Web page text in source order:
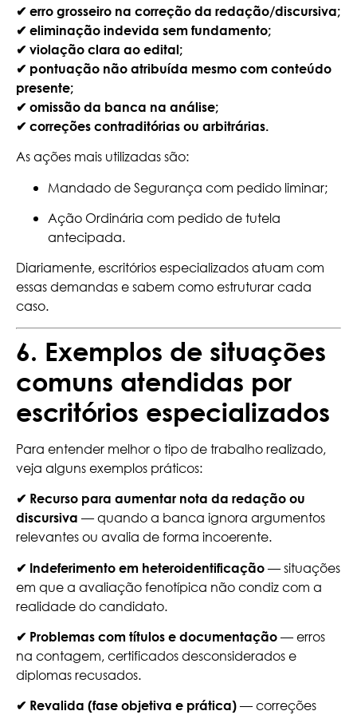
✔ erro grosseiro na correção da redação/discursiva;
✔ eliminação indevida sem fundamento;
✔ violação clara ao edital;
✔ pontuação não atribuída mesmo com conteúdo
presente;
✔ omissão da banca na análise;
✔ correções contraditórias ou arbitrárias.
As ações mais utilizadas são:
Mandado de Segurança com pedido liminar;
Ação Ordinária com pedido de tutela
antecipada.
Diariamente, escritórios especializados atuam com
essas demandas e sabem como estruturar cada
caso.
6. Exemplos de situações
comuns atendidas por
escritórios especializados
Para entender melhor o tipo de trabalho realizado,
veja alguns exemplos práticos:
✔ Recurso para aumentar nota da redação ou
discursiva — quando a banca ignora argumentos
relevantes ou avalia de forma incoerente.
✔ Indeferimento em heteroidentificação— situações
em que a avaliação fenotípica não condiz com a
realidade do candidato.
✔ Problemas com títulos e documentação— erros
na contagem, certificados desconsiderados e
diplomas recusados.
✔ Revalida (fase objetiva e prática)— correções